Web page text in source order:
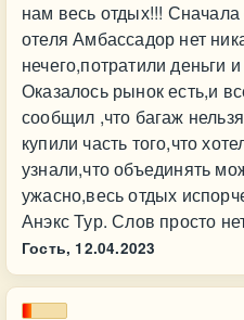
нам весь отдых!!!
отеля Амбассадор нет
нечего,потратили деньги
Оказалось рынок есть,и
сообщил ,что багаж
купили часть того,что
узнали,что объединять
ужасно,весь отдых
Анэкс Тур. Слов просто
Гость, 12.04.2023